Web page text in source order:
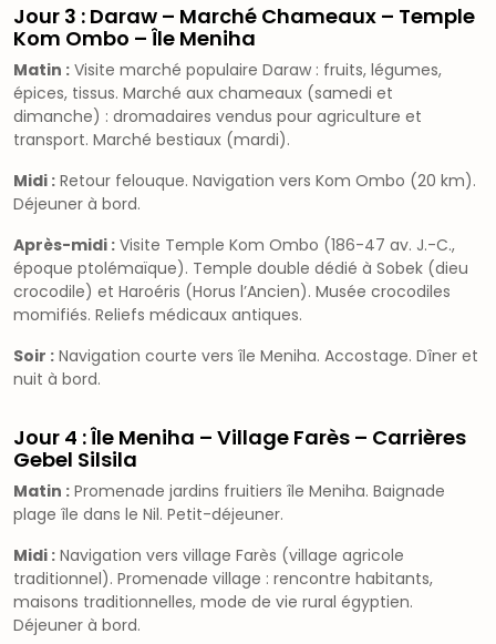
Jour 3 : Daraw – Marché Chameaux – Temple
Kom Ombo – Île Meniha
Matin : Visite marché populaire Daraw : fruits, légumes,
épices, tissus. Marché aux chameaux (samedi et
dimanche) : dromadaires vendus pour agriculture et
transport. Marché bestiaux (mardi).
Midi : Retour felouque. Navigation vers Kom Ombo (20 km).
Déjeuner à bord.
Après-midi : Visite Temple Kom Ombo (186-47 av. J.-C.,
époque ptolémaïque). Temple double dédié à Sobek (dieu
crocodile) et Haroéris (Horus l’Ancien). Musée crocodiles
momifiés. Reliefs médicaux antiques.
Soir : Navigation courte vers île Meniha. Accostage. Dîner et
nuit à bord.
Jour 4 : Île Meniha – Village Farès – Carrières
Gebel Silsila
Matin : Promenade jardins fruitiers île Meniha. Baignade
plage île dans le Nil. Petit-déjeuner.
Midi : Navigation vers village Farès (village agricole
traditionnel). Promenade village : rencontre habitants,
maisons traditionnelles, mode de vie rural égyptien.
Déjeuner à bord.